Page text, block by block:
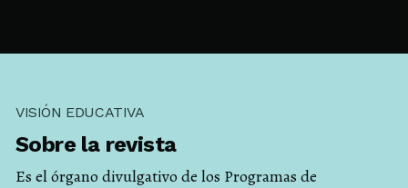
VISIÓN EDUCATIVA
Sobre la revista
Es el órgano divulgativo de los Programas de